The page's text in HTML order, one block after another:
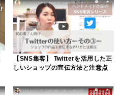
【SNS集客】 Twitterを活用した正
しいショップの宣伝方法と注意点